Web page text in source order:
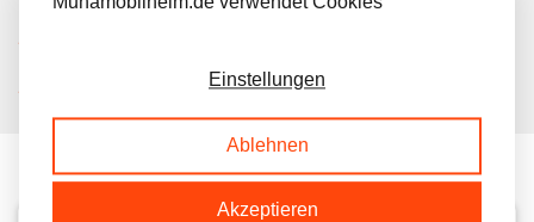
KUNDEN BEWERTEN UNS MIT A 9.6/10
Einstellungen
Ablehnen
Akzeptieren